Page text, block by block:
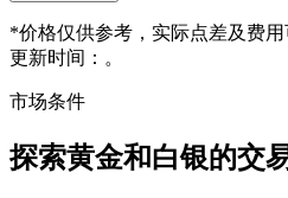
*价格仅供参考，实际点差及费
更新时间：。
市场条件
探索黄金和白银的交